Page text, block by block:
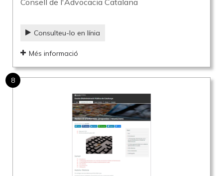
Consulteu-lo en línia
Més informació
8